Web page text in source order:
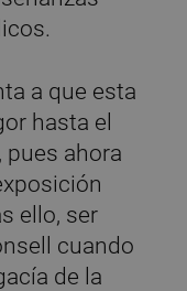
a que esta
hasta el
ahora
ello, ser
cuando
de la